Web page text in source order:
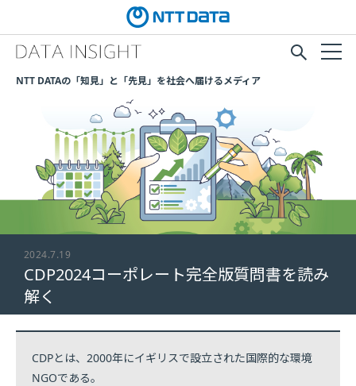
NTT DATAの「知見」と「先見」を社会へ届けるメディア
2024.7.19
CDP2024コーポレート完全版質問書を読み
解く
CDPとは、2000年にイギリスで設立された国際的な環境
NGOである。